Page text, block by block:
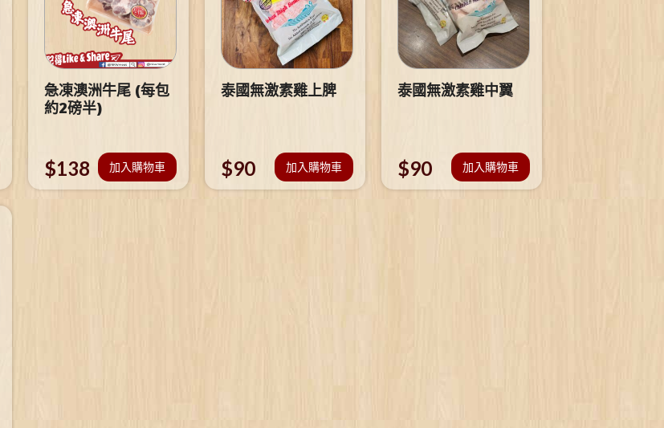
急凍澳洲牛尾 (每包
約2磅半)
$138 加入購物車
泰國無激素雞上脾
$90 加入購物車
泰國無激素雞中翼
$90 加入購物車